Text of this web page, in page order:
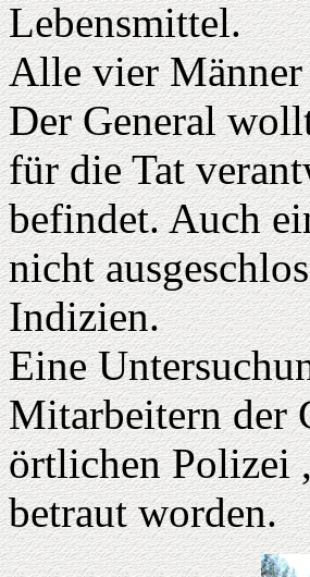
Lebensmittel.
Alle vier Männer
Der General
für die Tat
befindet. Auch
nicht
Indizien.
Eine
Mitarbeitern der
örtlichen Polizei
betraut worden.